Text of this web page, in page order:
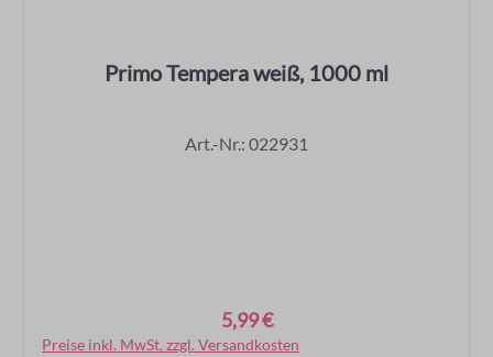
Primo Tempera weiß, 1000 ml
Art.-Nr.: 022931
5,99 €
Preise inkl. MwSt. zzgl. Versandkosten
In den Warenkorb